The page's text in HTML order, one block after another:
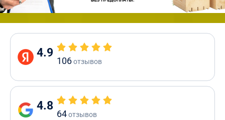
4.9
106отзывов
4.8
64отзывов